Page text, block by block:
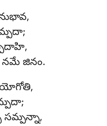
నమే జినం.